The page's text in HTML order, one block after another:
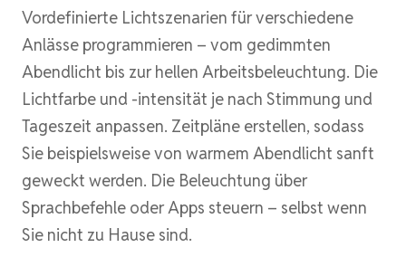
Vordefinierte Lichtszenarien für verschiedene
Anlässe programmieren – vom gedimmten
Abendlicht bis zur hellen Arbeitsbeleuchtung. Die
Lichtfarbe und -intensität je nach Stimmung und
Tageszeit anpassen. Zeitpläne erstellen, sodass
Sie beispielsweise von warmem Abendlicht sanft
geweckt werden. Die Beleuchtung über
Sprachbefehle oder Apps steuern – selbst wenn
Sie nicht zu Hause sind.